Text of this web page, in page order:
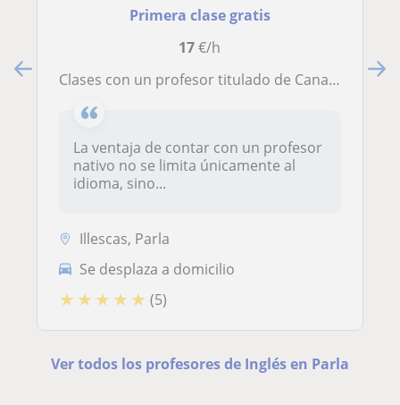
Primera clase gratis
17€/h
Clases con un profesor titulado de Canada
La ventaja de contar con un profesor
nativo no se limita únicamente al
idioma, sino...
Illescas, Parla
Se desplaza a domicilio
★ ★ ★ ★ ★ (5)
Ver todos los profesores de Inglés en Parla